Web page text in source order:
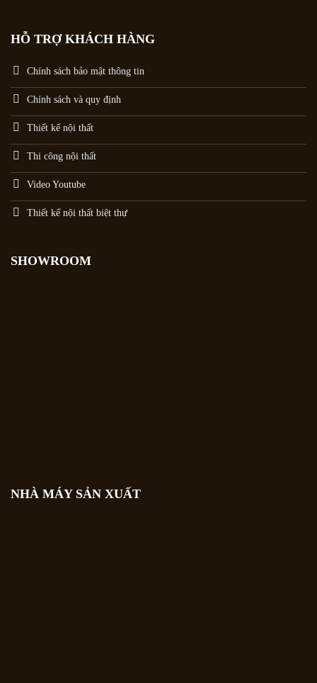
HỖ TRỢ KHÁCH HÀNG
Chính sách bảo mật thông tin
Chính sách và quy định
Thiết kế nội thất
Thi công nội thất
Video Youtube
Thiết kế nội thất biệt thự
SHOWROOM
NHÀ MÁY SẢN XUẤT